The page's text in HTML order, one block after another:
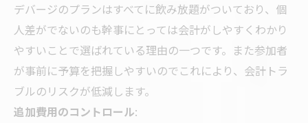
デバージのプランはすべてに飲み放題がついており、個
人差がでないのも幹事にとっては会計がしやすくわかり
やすいことで選ばれている理由の一つです。また参加者
が事前に予算を把握しやすいのでこれにより、会計トラ
ブルのリスクが低減します。
追加費用のコントロール: